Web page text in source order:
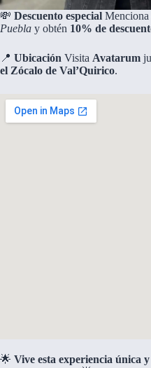
💸 Descuento especial Menciona
Puebla y obtén 10% de
📍 Ubicación Visita Avatarum
el Zócalo de Val’Quirico.
🌟 Vive esta experiencia única